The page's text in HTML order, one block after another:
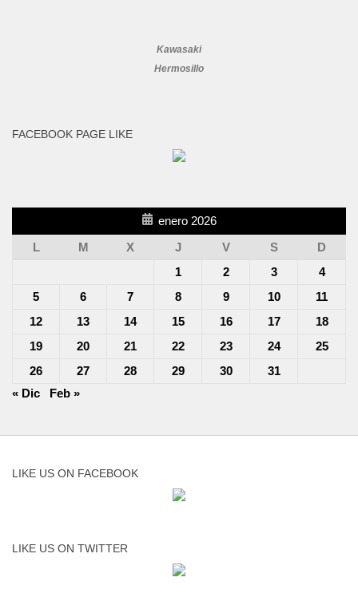
Kawasaki
Hermosillo
FACEBOOK PAGE LIKE
enero 2026
L
M X J V S
D
1
2 3
4
5
6 7 8 9 10
11
12
13 14 15 16 17
18
19
20 21 22 23 24
25
26
27 28 29 30
31
« Dic
Feb »
LIKE US ON FACEBOOK
LIKE US ON TWITTER